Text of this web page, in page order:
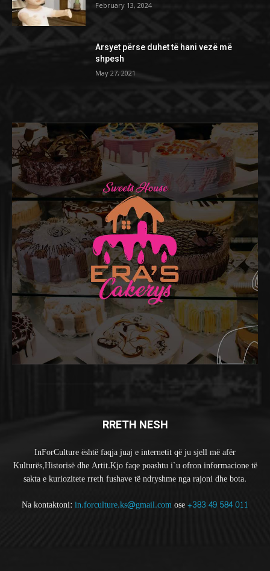
February 13, 2024
Arsyet përse duhet të hani vezë më
shpesh
May 27, 2021
RRETH NESH
InForCulture është faqja juaj e internetit që ju sjell më afër
Kulturës,Historisë dhe Artit.Kjo faqe poashtu i`u ofron informacione të
sakta e kuriozitete rreth fushave të ndryshme nga rajoni dhe bota.
Na kontaktoni: in.forculture.ks@gmail.comose+383 49 584 011